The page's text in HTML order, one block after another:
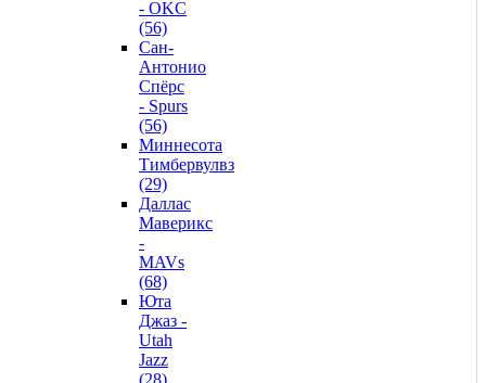
- OKC
(56)
Сан-
Антонио
Спёрс
- Spurs
(56)
Миннесота
Тимбервулвз
(29)
Даллас
Маверикс
-
MAVs
(68)
Юта
Джаз -
Utah
Jazz
(28)